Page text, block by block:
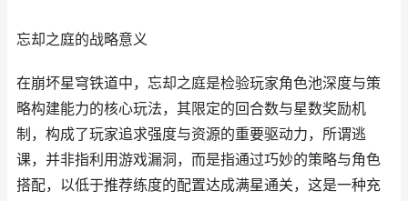
忘却之庭的战略意义
在崩坏星穹铁道中，忘却之庭是检验玩家角色池深度与策
略构建能力的核心玩法，其限定的回合数与星数奖励机
制，构成了玩家追求强度与资源的重要驱动力，所谓逃
课，并非指利用游戏漏洞，而是指通过巧妙的策略与角色
搭配，以低于推荐练度的配置达成满星通关，这是一种充